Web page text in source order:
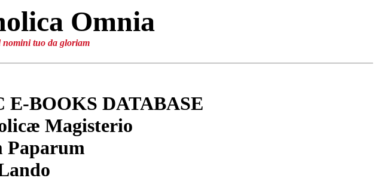
Omnia
nomini tuo da gloriam
BOOKS DATABASE
Magisterio
Paparum